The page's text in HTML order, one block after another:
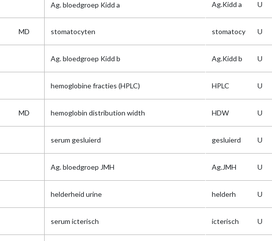
Ag. bloedgroep Kidd a Ag.Kidd a U
MD stomatocyten stomatocy U
Ag. bloedgroep Kidd b Ag.Kidd b U
hemoglobine fracties (HPLC) HPLC U
MD hemoglobin distribution width HDW U
serum gesluierd gesluierd U
Ag. bloedgroep JMH Ag.JMH U
helderheid urine helderh U
serum icterisch icterisch U